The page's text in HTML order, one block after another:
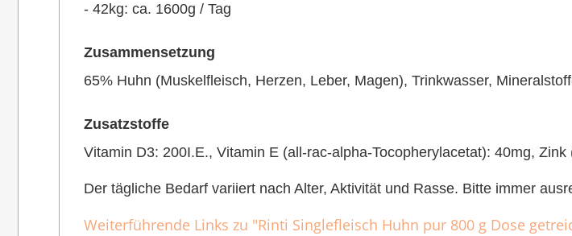
- 42kg: ca. 1600g / Tag
Zusammensetzung
65% Huhn (Muskelfleisch, Herzen, Leber, Magen), Trinkwasser,
Zusatzstoffe
Vitamin D3: 200I.E., Vitamin E (all-rac-alpha-Tocopherylacetat): 40mg, Zink
Der tägliche Bedarf variiert nach Alter, Aktivität und Rasse. Bitte immer
Weiterführende Links zu "Rinti Singlefleisch Huhn pur 800 g Dose